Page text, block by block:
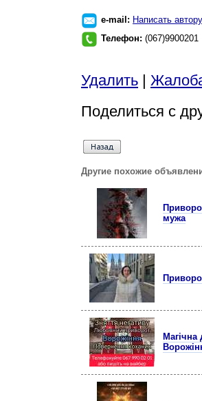
e-mail: Написать автору
Телефон: (067)9900201
Удалить |
Поделиться с
Другие похожие
мужa